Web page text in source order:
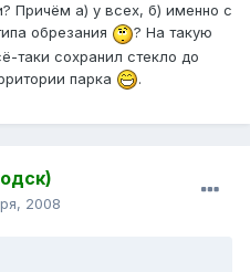
Причём а) у всех, б) именно с
обрезания
? На такую
таки сохранил стекло до
парка
.
2008